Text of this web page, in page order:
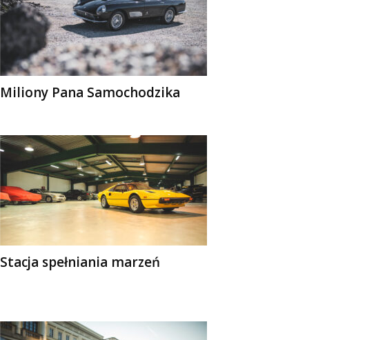
Miliony Pana Samochodzika
Stacja spełniania marzeń